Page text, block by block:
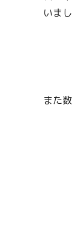
いま
また